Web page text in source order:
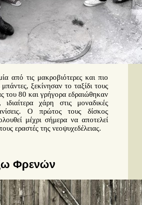
από τις μακροβιότερες και πιο
ξεκίνησαν το ταξίδι τους
του 80 και γρήγορα εδραιώθηκαν
χάρη στις μοναδικές
Ο πρώτος τους δίσκος
μέχρι σήμερα να αποτελεί
εραστές της νεοψυχεδέλειας.
Φρενών